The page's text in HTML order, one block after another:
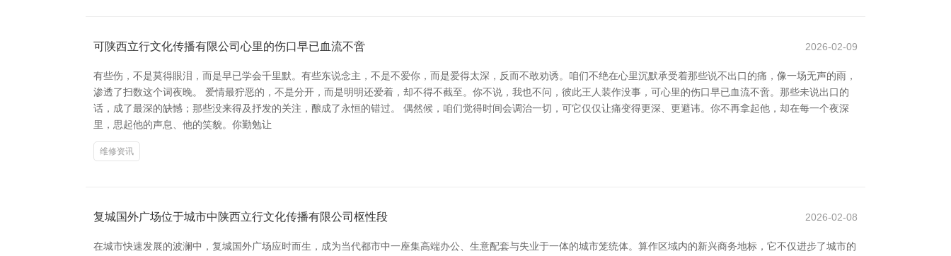
可陕西立行文化传播有限公司心里的伤口早已血流不啻 2026-02-09
有些伤，不是莫得眼泪，而是早已学会千里默。有些东说念主，不是不爱你，而是爱得太深，反而不敢劝诱。咱们不绝在心里沉默承受着那些说不出口的痛，像一场无声的雨，
渗透了扫数这个词夜晚。 爱情最狞恶的，不是分开，而是明明还爱着，却不得不截至。你不说，我也不问，彼此王人装作没事，可心里的伤口早已血流不啻。那些未说出口的
话，成了最深的缺憾；那些没来得及抒发的关注，酿成了永恒的错过。 偶然候，咱们觉得时间会调治一切，可它仅仅让痛变得更深、更避讳。你不再拿起他，却在每一个夜深
里，思起他的声息、他的笑貌。你勤勉让
维修资讯
复城国外广场位于城市中陕西立行文化传播有限公司枢性段 2026-02-08
在城市快速发展的波澜中，复城国外广场应时而生，成为当代都市中一座集高端办公、生意配套与失业于一体的城市笼统体。算作区域内的新兴商务地标，它不仅进步了城市的